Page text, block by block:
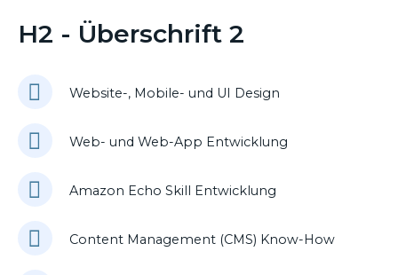
H2 - Überschrift 2
Website-, Mobile- und UI Design
Web- und Web-App Entwicklung
Amazon Echo Skill Entwicklung
Content Management (CMS) Know-How